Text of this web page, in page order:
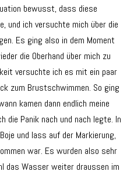
bewusst, dass diese
und ich versuchte mich über die
Es ging also in dem Moment
die Oberhand über mich zu
versuchte ich es mit ein paar
zum Brustschwimmen. So ging
kamen dann endlich meine
die Panik nach und nach legte. In
und lass auf der Markierung,
war. Es wurden also sehr
das Wasser weiter draussen im